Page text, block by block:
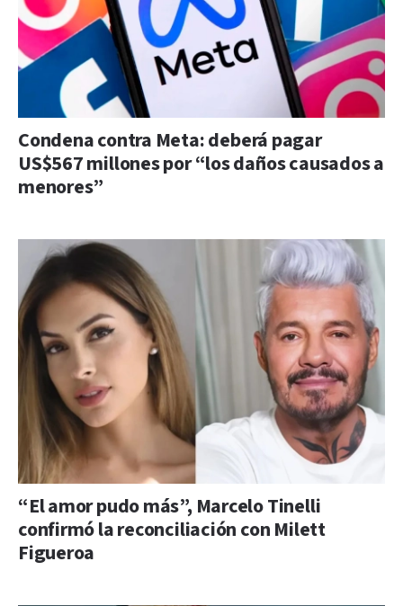
Condena contra Meta: deberá pagar
US$567 millones por “los daños causados a
menores”
“El amor pudo más”, Marcelo Tinelli
confirmó la reconciliación con Milett
Figueroa